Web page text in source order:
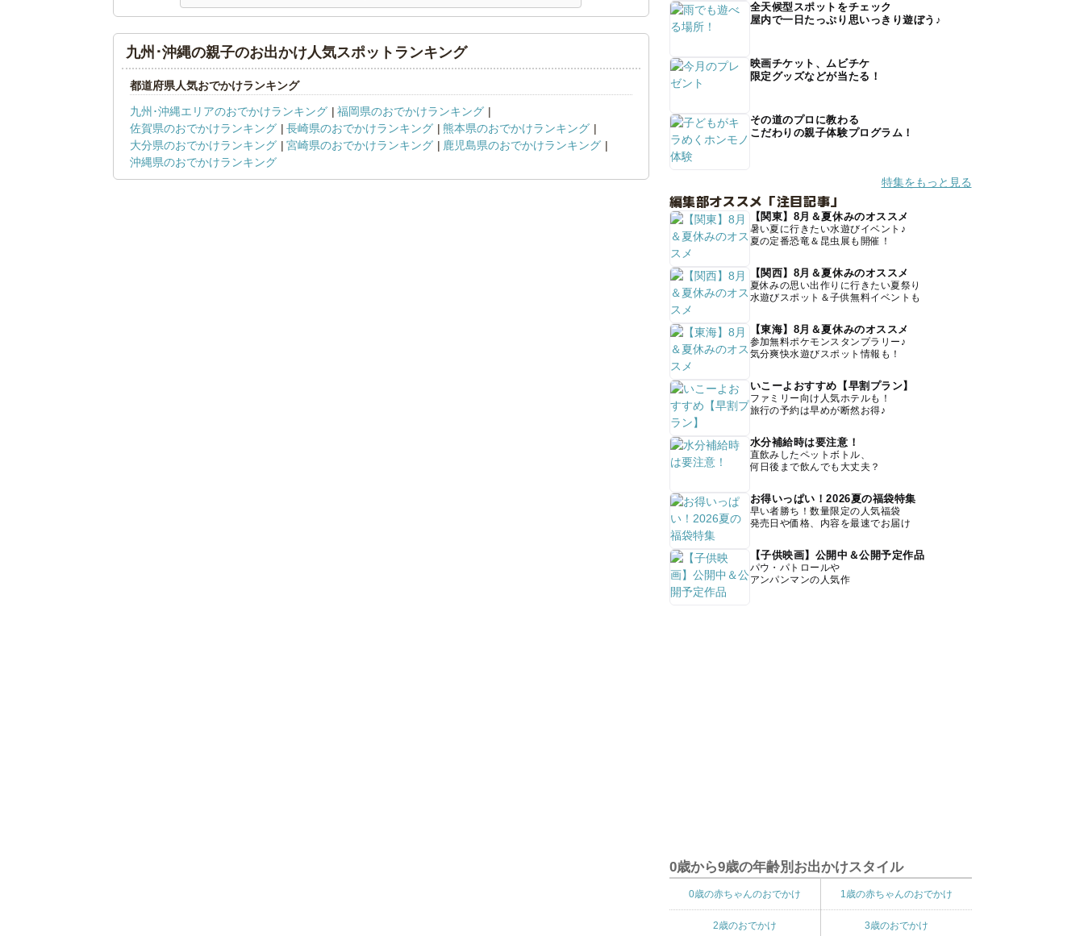
九州･沖縄の親子のお出かけ人気スポットランキング
都道府県人気おでかけランキング
九州･沖縄エリアのおでかけランキング
福岡県のおでかけランキング
佐賀県のおでかけランキング
長崎県のおでかけランキング
熊本県のおでかけランキング
大分県のおでかけランキング
宮崎県のおでかけランキング
鹿児島県のおでかけランキング
沖縄県のおでかけランキング
全天候型スポットをチェック
屋内で一日たっぷり思いっきり遊ぼう♪
映画チケット、ムビチケ
限定グッズなどが当たる！
その道のプロに教わる
こだわりの親子体験プログラム！
特集をもっと見る
編集部オススメ「注目記事」
【関東】8月＆夏休みのオススメ
暑い夏に行きたい水遊びイベント♪
夏の定番恐竜＆昆虫展も開催！
【関西】8月＆夏休みのオススメ
夏休みの思い出作りに行きたい夏祭り
水遊びスポット＆子供無料イベントも
【東海】8月＆夏休みのオススメ
参加無料ポケモンスタンプラリー♪
気分爽快水遊びスポット情報も！
いこーよおすすめ【早割プラン】
ファミリー向け人気ホテルも！
旅行の予約は早めが断然お得♪
水分補給時は要注意！
直飲みしたペットボトル、
何日後まで飲んでも大丈夫？
お得いっぱい！2026夏の福袋特集
早い者勝ち！数量限定の人気福袋
発売日や価格、内容を最速でお届け
【子供映画】公開中＆公開予定作品
パウ・パトロールや
アンパンマンの人気作
0歳から9歳の年齢別お出かけスタイル
0歳の赤ちゃんのおでかけ 1歳の赤ちゃんのおでかけ
2歳のおでかけ 3歳のおでかけ